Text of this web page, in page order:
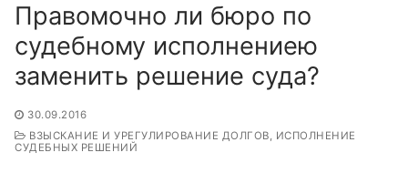
Правомочно ли бюро по
судебному исполнениею
заменить решение суда?
30.09.2016
ВЗЫСКАНИЕ И УРЕГУЛИРОВАНИЕ ДОЛГОВ, ИСПОЛНЕНИЕ
СУДЕБНЫХ РЕШЕНИЙ